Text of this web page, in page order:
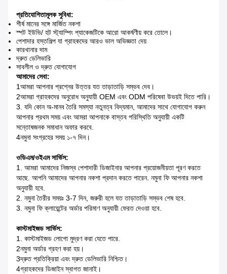
প্রতিযোগিতামূলক সুবিধা:
শীর্ষ মানের সঙ্গে মার্জিত নকশা
স্পট ইউভি/ হট স্ট্যাম্পিং প্যাকেজটিকে আরো আকর্ষণীয় করে তোলে।
পেশাদার হস্তশিল্প যা গ্রাহকদের আরও ভাল অভিজ্ঞতা দেয়
কারখানার দাম
দ্রুত ডেলিভারি
সাবলীল ও দ্রুত যোগাযোগ
আমাদের সেবা:
1আমরা আপনার প্রশ্নের উত্তর যত তাড়াতাড়ি সম্ভব দেব।
2আমরা গ্রাহকদের অনুরোধ অনুযায়ী OEM এবং ODM পরিষেবা উভয়ই দিতে পারি।
3. যদি কোন অ-মানব তৈরি সমস্যা নতুনত্ব বিদ্যমান, আমাদের সাথে যোগাযোগ করুন
আপনার প্রথম সময় এবং আমরা আপনাকে বাস্তব পরিস্থিতি অনুযায়ী একটি
সন্তোষজনক সমাধান অফার করবে.
4নমুনা সংগ্রহের সময় ১-৭ দিন।
ওডিএম/ওইএম সার্ভিস:
1. আমরা আমাদের নিজস্ব পেশাদারী ডিজাইনার আপনার প্রয়োজনীয়তা পূরণ করতে
আছে. আপনি আমাদের আপনার নকশা প্রদান করতে পারেন. নমুনা ফি আপনার নকশা
অনুযায়ী হবে.
2. নমুনা তৈরীর সময়ঃ 3-7 দিন, জরুরী হলে যত তাড়াতাড়ি সম্ভব শেষ হবে.
3. নমুনা ফি ক্লায়েন্টের অর্ডার পরিমাণ অনুযায়ী ফেরত দেওয়া হবে.
কাস্টমাইজড সার্ভিস:
1. কাস্টমাইজড লোগো মুদ্রণ করা যেতে পারে.
2নমুনা অর্ডার গ্রহণ করা হয়।
3দ্রুত প্রতিক্রিয়া এবং দ্রুত ডেলিভারি নিশ্চিত।
4গ্রাহকদের ডিজাইন স্বাগত জানাই।